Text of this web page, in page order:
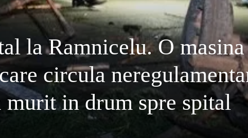
la Ramnicelu. O masina
circula
murit in drum spre spital